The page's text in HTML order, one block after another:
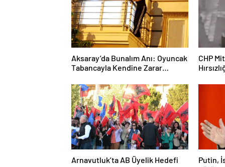
Aksaray’da Bunalım Anı: Oyuncak
Tabancayla Kendine Zarar
Vermeye Çalıştı
CHP
Arnavutluk’ta AB Üyelik Hedefi
Putin,